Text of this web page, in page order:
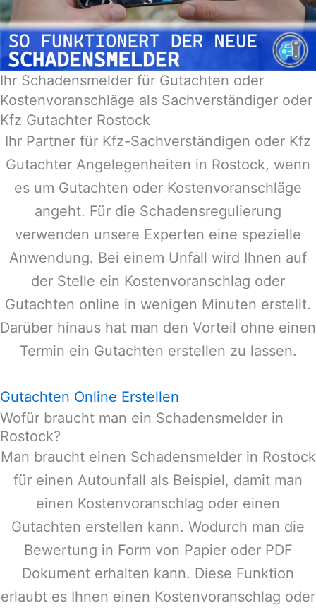
Ihr Schadensmelder für Gutachten oder
Kostenvoranschläge als Sachverständiger oder
Kfz Gutachter Rostock
Ihr Partner für Kfz-Sachverständigen oder Kfz
Gutachter Angelegenheiten in Rostock, wenn
es um Gutachten oder Kostenvoranschläge
angeht. Für die Schadensregulierung
verwenden unsere Experten eine spezielle
Anwendung. Bei einem Unfall wird Ihnen auf
der Stelle ein Kostenvoranschlag oder
Gutachten online in wenigen Minuten erstellt.
Darüber hinaus hat man den Vorteil ohne einen
Termin ein Gutachten erstellen zu lassen.
Gutachten Online Erstellen
Wofür braucht man ein Schadensmelder in
Rostock?
Man braucht einen Schadensmelder in Rostock
für einen Autounfall als Beispiel, damit man
einen Kostenvoranschlag oder einen
Gutachten erstellen kann. Wodurch man die
Bewertung in Form von Papier oder PDF
Dokument erhalten kann. Diese Funktion
erlaubt es Ihnen einen Kostenvoranschlag oder